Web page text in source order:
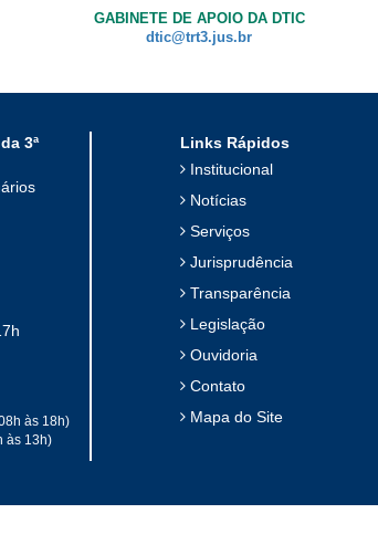
GABINETE DE APOIO DA DTIC
dtic@trt3.jus.br
3ª
às 18h)
às 13h)
Links Rápidos
Institucional
Notícias
Serviços
Jurisprudência
Transparência
Legislação
Ouvidoria
Contato
Mapa do Site